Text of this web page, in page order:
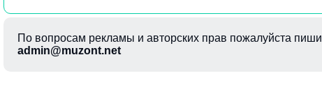
По вопросам рекламы и авторских прав пожалуйста
admin@muzont.net